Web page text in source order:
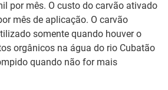
por mês. O custo do carvão ativado
mês de aplicação. O carvão
somente quando houver o
orgânicos na água do rio Cubatão
quando não for mais